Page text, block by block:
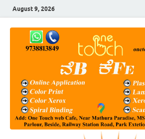
August 9, 2026